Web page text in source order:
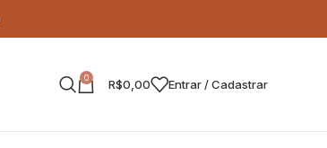
0 R$0,00 Entrar / Cadastrar